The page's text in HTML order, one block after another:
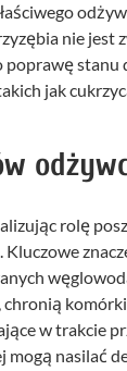
nie jest
stanu
jak
rolę
w trakcie
nasilać